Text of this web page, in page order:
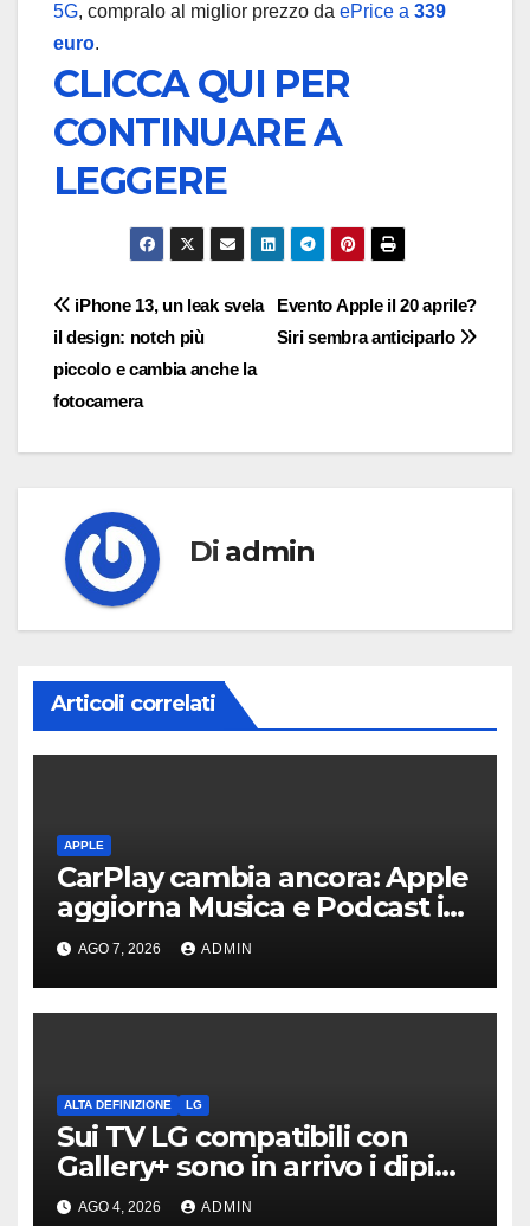
5G, compralo al miglior prezzo da ePrice a 339
euro.
CLICCA QUI PER
CONTINUARE A
LEGGERE
Navigazione
articoli
Evento Apple il 20 aprile?
Siri sembra anticiparlo
iPhone 13, un leak svela
il design: notch più
piccolo e cambia anche la
fotocamera
Di admin
Articoli correlati
APPLE
CarPlay cambia ancora: Apple
aggiorna Musica e Podcast in
auto
AGO 7, 2026 ADMIN
ALTA DEFINIZIONE LG
Sui TV LG compatibili con
Gallery+ sono in arrivo i dipinti
di Bob Ross
AGO 4, 2026 ADMIN